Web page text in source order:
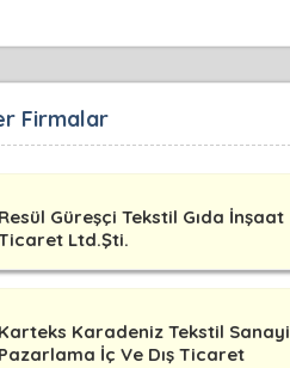
Firmalar
Resül Güreşçi Tekstil Gıda İnşaat
Ltd.Şti.
Karteks Karadeniz Tekstil Sanayi
Pazarlama İç Ve Dış Ticaret